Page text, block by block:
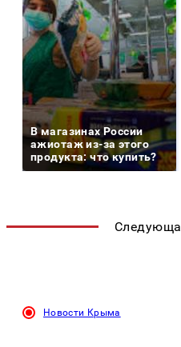
В магазинах России
ажиотаж из-за этого
продукта: что купить?
Новости Крыма